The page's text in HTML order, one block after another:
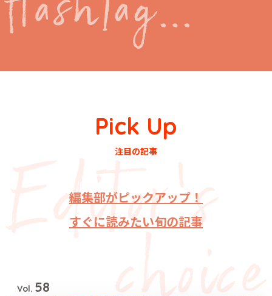
Pick Up
注目の記事
編集部がピックアップ！
すぐに読みたい旬の記事
Vol. 58